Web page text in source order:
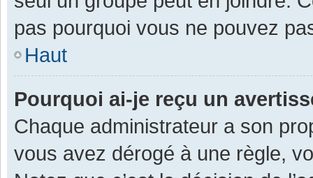
pas pourquoi vous ne pouvez
Haut
Pourquoi ai-je reçu un
Chaque administrateur a son
vous avez dérogé à une règle,